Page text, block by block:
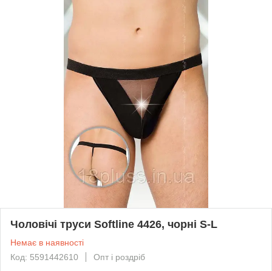
Чоловічі труси Softline 4426, чорні S-L
Немає в наявності
Код: 5591442610
Опт і роздріб